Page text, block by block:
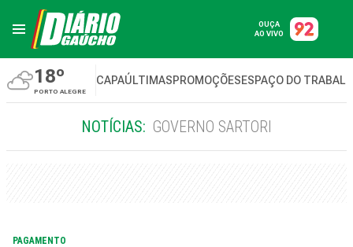
OUÇA
AO VIVO
18º
PORTO ALEGRE
CAPAÚLTIMASPROMOÇÕESESPAÇO DO
NOTÍCIAS: GOVERNO SARTORI
PAGAMENTO